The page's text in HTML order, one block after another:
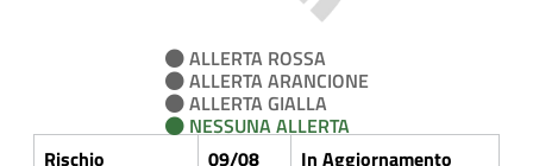
ALLERTA ROSSA
ALLERTA ARANCIONE
ALLERTA GIALLA
NESSUNA ALLERTA
Rischio
09/08
In Aggiornamento